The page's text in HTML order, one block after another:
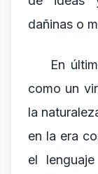
dañinas o
En
como un
la
en la era
el